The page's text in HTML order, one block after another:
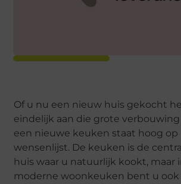
Of u nu een nieuw huis gekocht
eindelijk aan die grote
een nieuwe keuken staat hoog op
wensenlijst. De keuken is de
huis waar u natuurlijk kookt, maar
moderne woonkeuken bent u ook